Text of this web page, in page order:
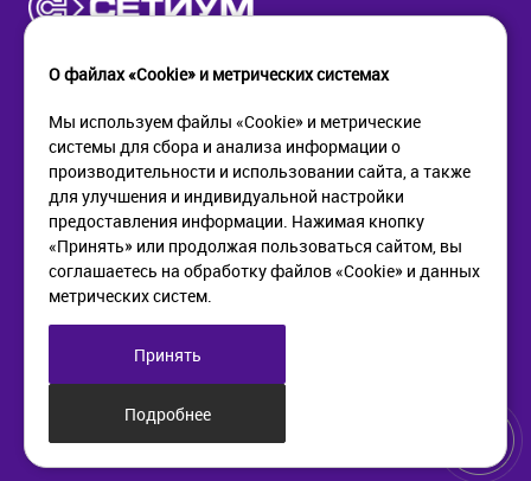
КОМПАНИЯ
О компании
Новости
Контакты
ПОМОЩЬ
Как купить
Доставка
Возврат
ИНФОРМАЦИЯ
Политика в отношении
обработки персональных
web@setium.ru
Малый пр. П.С., д 84-86
О файлах «Cookie» и метрических системах
Мы используем файлы «Cookie» и метрические
системы для сбора и анализа информации о
производительности и использовании сайта, а также
для улучшения и индивидуальной настройки
предоставления информации. Нажимая кнопку
«Принять» или продолжая пользоваться сайтом, вы
соглашаетесь на обработку файлов «Cookie» и данных
метрических систем.
Принять
Подробнее